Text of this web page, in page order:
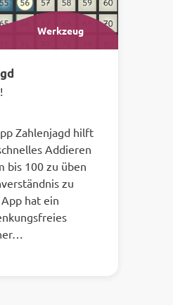
Werkzeug
Zahlenjagd hilft
Addieren
bis 100 zu üben
zu
hat ein